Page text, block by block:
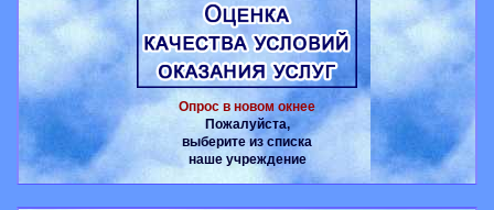
Опрос в новом окнее
Пожалуйста,
выберите из списка
наше учреждение